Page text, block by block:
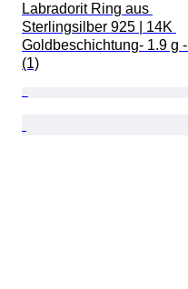
Labradorit Ring aus
Sterlingsilber 925 | 14K
Goldbeschichtung- 1.9 g -
(1)